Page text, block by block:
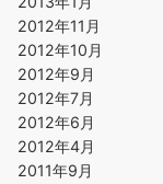
2012年11月
2012年10月
2012年9月
2012年7月
2012年6月
2012年4月
2011年9月